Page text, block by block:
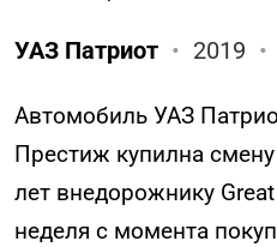
УАЗ Патриот • 2019 •
Автомобиль УАЗ
Престиж купилна
лет внедорожнику
неделя с момента